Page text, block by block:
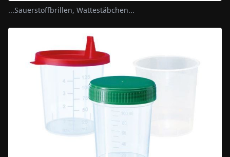
...Sauerstoffbrillen, Wattestäbchen...